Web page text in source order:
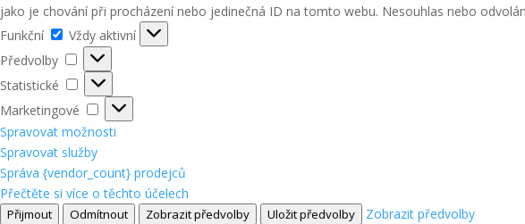
jako je chování při procházení nebo jedinečná ID na tomto webu. Nesouhlas nebo
Funkční
Funkční
Vždy aktivní
Předvolby
Předvolby
Statistické
Statistické
Marketingové
Marketingové
Spravovat možnosti
Spravovat služby
Správa {vendor_count} prodejců
Přečtěte si více o těchto účelech
Přijmout Odmítnout Zobrazit předvolby Uložit předvolby
Zobrazit předvolby